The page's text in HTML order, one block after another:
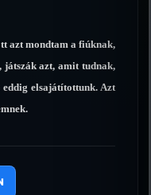
azt mondtam a fiúknak,
játszák azt, amit tudnak,
elsajátítottunk. Azt